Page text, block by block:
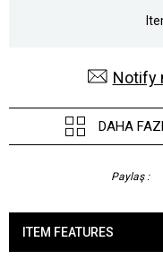
Notify
DAHA
Paylaş :
ITEM FEATURES